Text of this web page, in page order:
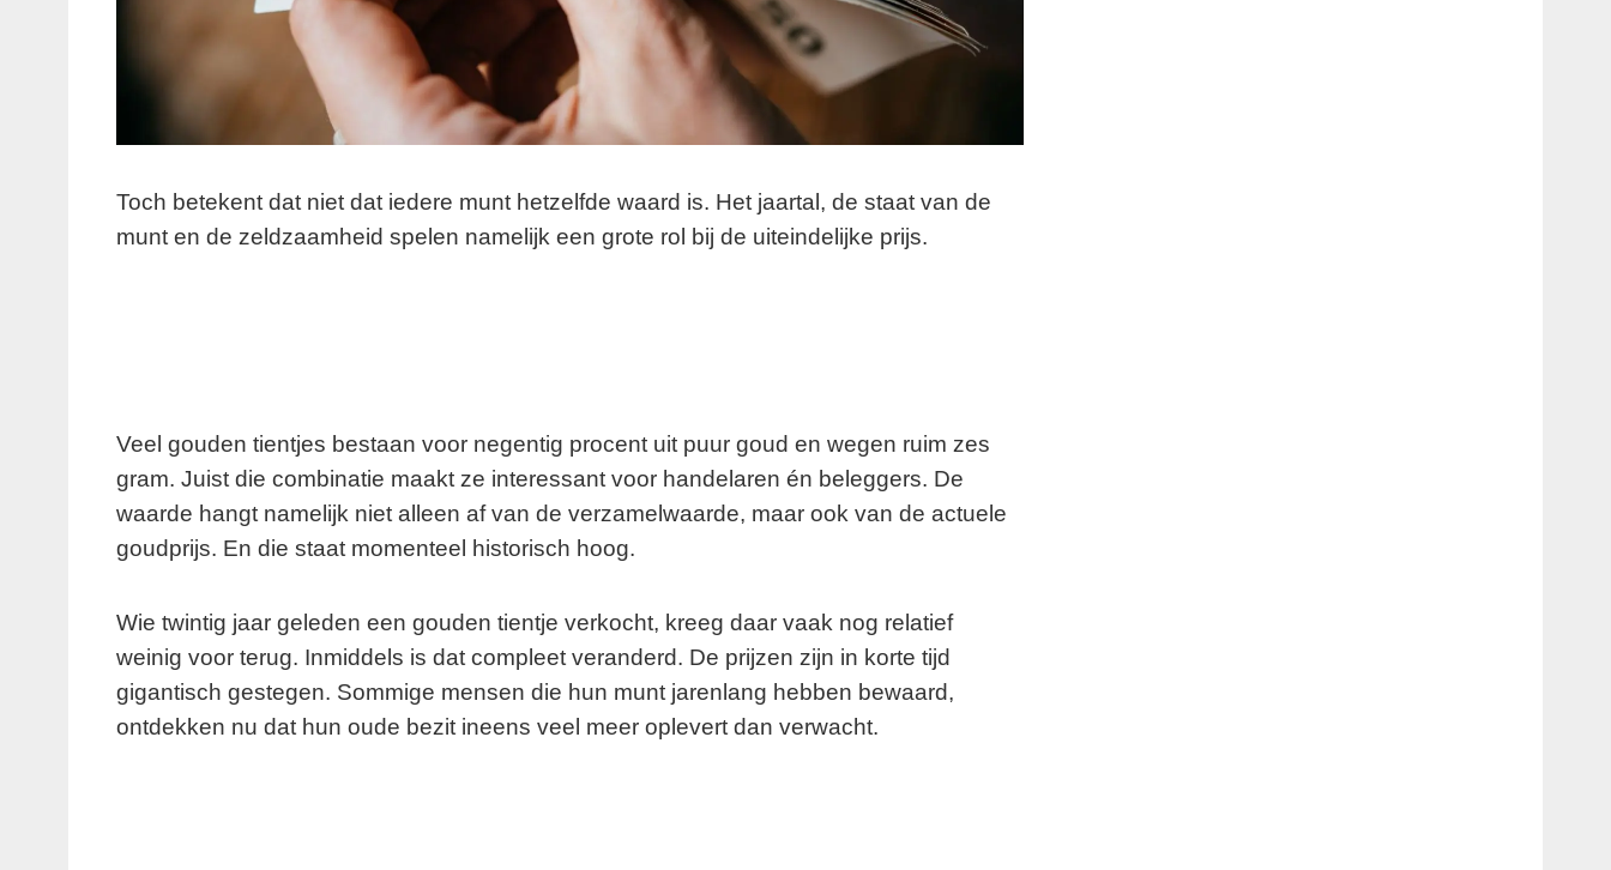
Toch betekent dat niet dat iedere munt hetzelfde waard is. Het jaartal, de staat van de
munt en de zeldzaamheid spelen namelijk een grote rol bij de uiteindelijke prijs.
Veel gouden tientjes bestaan voor negentig procent uit puur goud en wegen ruim zes
gram. Juist die combinatie maakt ze interessant voor handelaren én beleggers. De
waarde hangt namelijk niet alleen af van de verzamelwaarde, maar ook van de actuele
goudprijs. En die staat momenteel historisch hoog.
Wie twintig jaar geleden een gouden tientje verkocht, kreeg daar vaak nog relatief
weinig voor terug. Inmiddels is dat compleet veranderd. De prijzen zijn in korte tijd
gigantisch gestegen. Sommige mensen die hun munt jarenlang hebben bewaard,
ontdekken nu dat hun oude bezit ineens veel meer oplevert dan verwacht.